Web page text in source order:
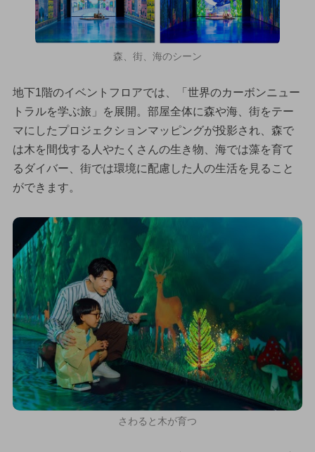
森、街、海のシーン
地下1階のイベントフロアでは、「世界のカーボンニュー
トラルを学ぶ旅」を展開。部屋全体に森や海、街をテー
マにしたプロジェクションマッピングが投影され、森で
は木を間伐する人やたくさんの生き物、海では藻を育て
るダイバー、街では環境に配慮した人の生活を見ること
ができます。
さわると木が育つ